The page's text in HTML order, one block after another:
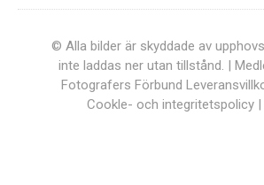
© Alla bilder är skyddade av
inte laddas ner utan tillstånd. |
Fotografers Förbund
Cookle- och integritetspolicy |